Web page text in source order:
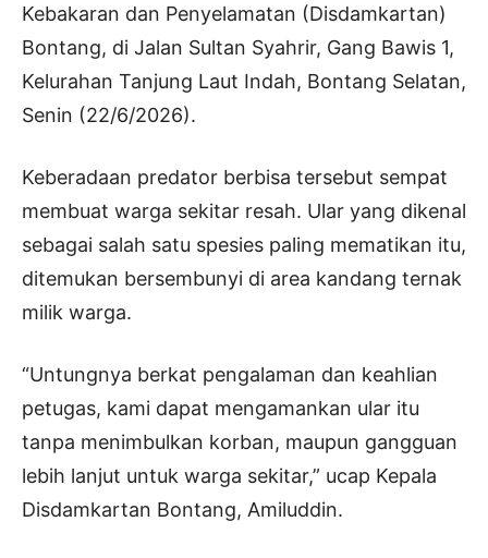
Kebakaran dan Penyelamatan (Disdamkartan)
Bontang, di Jalan Sultan Syahrir, Gang Bawis 1,
Kelurahan Tanjung Laut Indah, Bontang Selatan,
Senin (22/6/2026).
Keberadaan predator berbisa tersebut sempat
membuat warga sekitar resah. Ular yang dikenal
sebagai salah satu spesies paling mematikan itu,
ditemukan bersembunyi di area kandang ternak
milik warga.
“Untungnya berkat pengalaman dan keahlian
petugas, kami dapat mengamankan ular itu
tanpa menimbulkan korban, maupun gangguan
lebih lanjut untuk warga sekitar,” ucap Kepala
Disdamkartan Bontang, Amiluddin.